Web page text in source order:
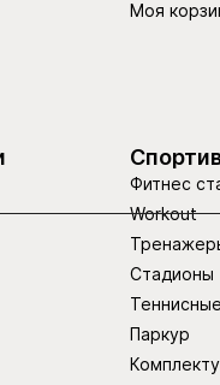
Моя
Фитнес
Workout
Стадионы
Паркур